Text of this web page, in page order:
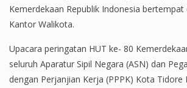
Kemerdekaan Republik Indonesia bertempat
Kantor Walikota.
Upacara peringatan HUT ke- 80
seluruh Aparatur Sipil Negara (ASN) dan
dengan Perjanjian Kerja (PPPK) Kota Tidore